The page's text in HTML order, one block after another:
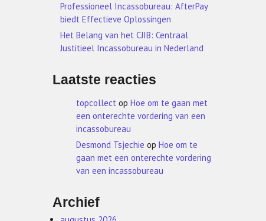
Professioneel Incassobureau: AfterPay
biedt Effectieve Oplossingen
Het Belang van het CJIB: Centraal
Justitieel Incassobureau in Nederland
Laatste reacties
topcollect op Hoe om te gaan met
een onterechte vordering van een
incassobureau
Desmond Tsjechie op Hoe om te
gaan met een onterechte vordering
van een incassobureau
Archief